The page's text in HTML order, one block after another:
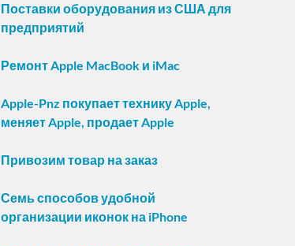
Поставки оборудования из США для
предприятий
Ремонт Apple MacBook и iMac
Apple-Pnz покупает технику Apple,
меняет Apple, продает Apple
Привозим товар на заказ
Семь способов удобной
организации иконок на iPhone